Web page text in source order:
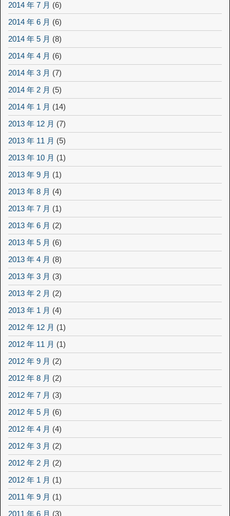
2014 年 7 月 (6)
2014 年 6 月 (6)
2014 年 5 月 (8)
2014 年 4 月 (6)
2014 年 3 月 (7)
2014 年 2 月 (5)
2014 年 1 月 (14)
2013 年 12 月 (7)
2013 年 11 月 (5)
2013 年 10 月 (1)
2013 年 9 月 (1)
2013 年 8 月 (4)
2013 年 7 月 (1)
2013 年 6 月 (2)
2013 年 5 月 (6)
2013 年 4 月 (8)
2013 年 3 月 (3)
2013 年 2 月 (2)
2013 年 1 月 (4)
2012 年 12 月 (1)
2012 年 11 月 (1)
2012 年 9 月 (2)
2012 年 8 月 (2)
2012 年 7 月 (3)
2012 年 5 月 (6)
2012 年 4 月 (4)
2012 年 3 月 (2)
2012 年 2 月 (2)
2012 年 1 月 (1)
2011 年 9 月 (1)
2011 年 6 月 (3)